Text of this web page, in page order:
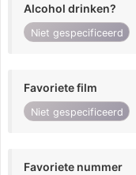
Alcohol drinken?
Niet gespecificeerd
Favoriete film
Niet gespecificeerd
Favoriete nummer